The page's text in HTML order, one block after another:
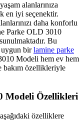
alanlarınıza
en iyi seçenektir.
daha konforlu
Parke OLD 3010
Bu
uygun birlamine parke
Modeli hem ev hem
özellikleriyle
Modeli Özellikleri
özelliklere